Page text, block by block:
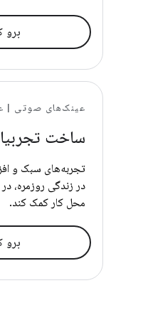
عینک‌های صوتی |
ساخت
تجربه‌های سبک و
در زندگی روزمره،
محل کار کمک کند.